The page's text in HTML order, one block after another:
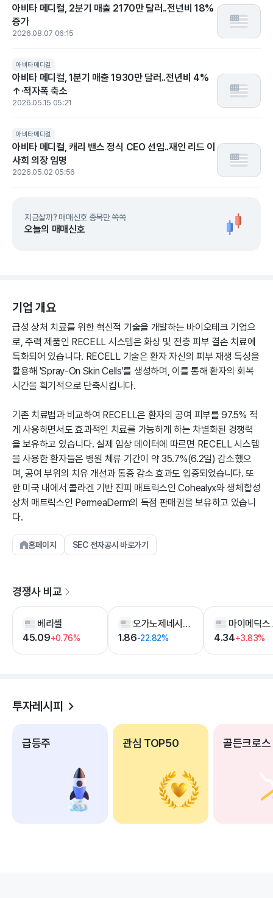
아비타 메디컬, 2분기 매출 2170만 달러..전년비 18%
증가
2026.08.07 06:15
아비타메디컬
아비타 메디컬, 1분기 매출 1930만 달러..전년비 4%
↑·적자폭 축소
2026.05.15 05:21
아비타메디컬
아비타 메디컬, 캐리 밴스 정식 CEO 선임..재인 리드 이
사회 의장 임명
2026.05.02 05:56
지금살까? 매매신호 종목만 쏙쏙
오늘의 매매신호
기업 개요
급성 상처 치료를 위한 혁신적 기술을 개발하는 바이오테크 기업으
로, 주력 제품인 RECELL 시스템은 화상 및 전층 피부 결손 치료에
특화되어 있습니다. RECELL 기술은 환자 자신의 피부 재생 특성을
활용해 'Spray-On Skin Cells'를 생성하며, 이를 통해 환자의 회복
시간을 획기적으로 단축시킵니다.
기존 치료법과 비교하여 RECELL은 환자의 공여 피부를 97.5% 적
게 사용하면서도 효과적인 치료를 가능하게 하는 차별화된 경쟁력
을 보유하고 있습니다. 실제 임상 데이터에 따르면 RECELL 시스템
을 사용한 환자들은 병원 체류 기간이 약 35.7%(6.2일) 감소했으
며, 공여 부위의 치유 개선과 통증 감소 효과도 입증되었습니다. 또
한 미국 내에서 콜라겐 기반 진피 매트릭스인 Cohealyx와 생체합성
상처 매트릭스인 PermeaDerm의 독점 판매권을 보유하고 있습니
다.
홈페이지 SEC 전자공시 바로가기
경쟁사 비교
베리셀
45.09+0.76%
오가노제네시스 홀딩스
1.86-22.82% 4.34+3.83%
투자레시피
급등주 관심 TOP50 골든크로스